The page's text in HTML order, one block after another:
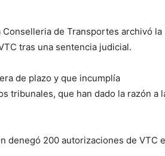
de Transportes archivó la
tras una sentencia judicial.
de plazo y que incumplía
tribunales, que han dado la razón a
denegó 200 autorizaciones de VTC